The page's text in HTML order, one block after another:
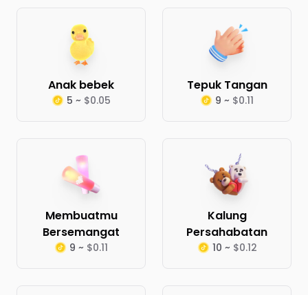
Anak bebek
5 ~ $0.05
Tepuk Tangan
9 ~ $0.11
Membuatmu
Bersemangat
9 ~ $0.11
Kalung
Persahabatan
10 ~ $0.12